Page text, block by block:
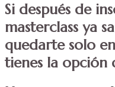
Si después de
masterclass ya
quedarte solo
tienes la opción